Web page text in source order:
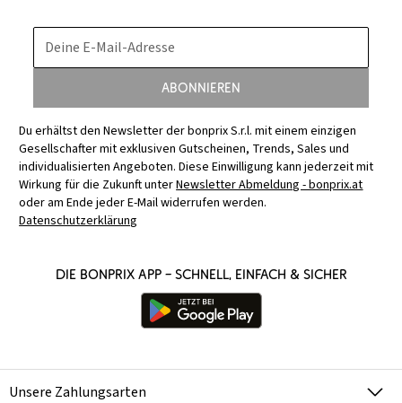
Deine E-Mail-Adresse
Abonnieren
Du erhältst den Newsletter der bonprix S.r.l. mit einem einzigen
Gesellschafter mit exklusiven Gutscheinen, Trends, Sales und
individualisierten Angeboten. Diese Einwilligung kann jederzeit mit
Wirkung für die Zukunft unterNewsletter Abmeldung - bonprix.at
oder am Ende jeder E-Mail widerrufen werden.
Datenschutzerklärung
Die bonprix App – schnell, einfach & sicher
Unsere Zahlungsarten